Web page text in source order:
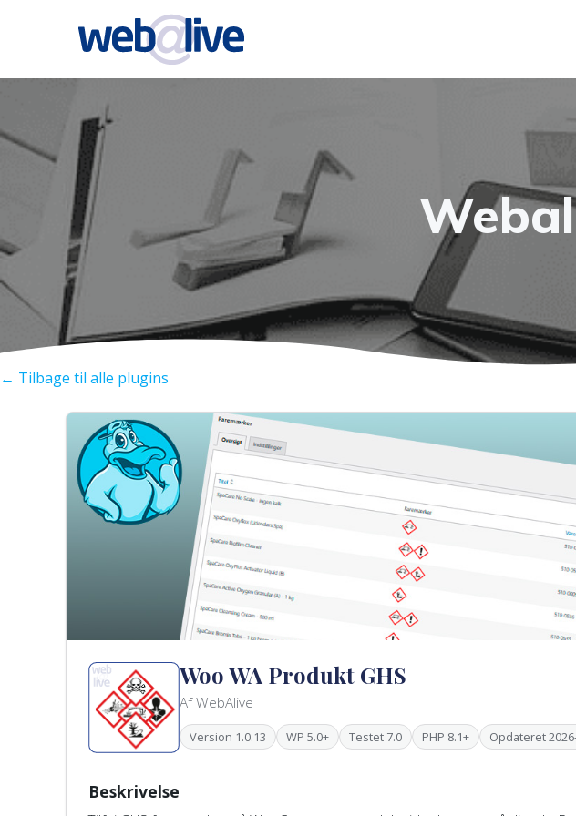
← Tilbage til alle plugins
Woo WA Produkt GHS
Af WebAlive
Version 1.0.13 WP 5.0+ Testet 7.0 PHP 8.1+ Opdateret
Beskrivelse